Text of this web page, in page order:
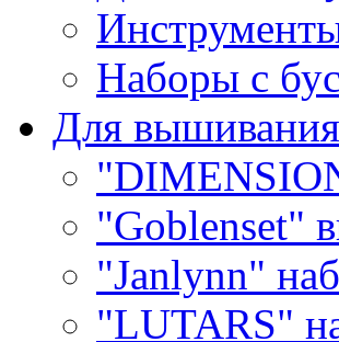
Наборы с
Для вышивания
"Goblenset"
"Janlynn"
"LUTARS"